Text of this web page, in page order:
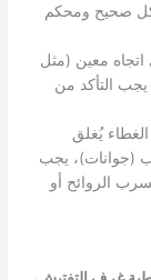
صحيح ومحكم
معين (مثل
التأكد من
يُغلق
(جوانات)، يجب
الروائح أو